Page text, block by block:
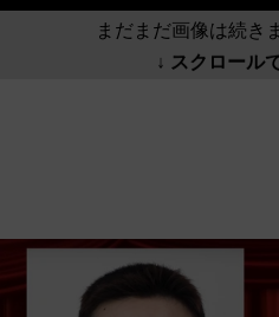
まだまだ画像は続き
↓ スクロール